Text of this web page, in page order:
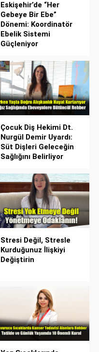
Eskişehir’de “Her
Gebeye Bir Ebe”
Dönemi: Koordinatör
Ebelik Sistemi
Güçleniyor
Çocuk Diş Hekimi Dt.
Nurgül Demir Uyardı:
Süt Dişleri Geleceğin
Sağlığını Belirliyor
Stresi Değil, Stresle
Kurduğunuz İlişkiyi
Değiştirin